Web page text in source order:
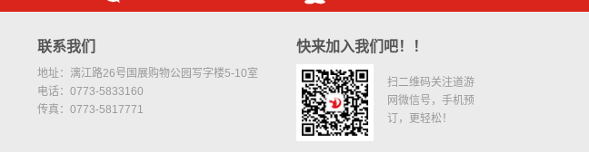
联系我们
地址：漓江路26号国展购物公园写字楼5-10室
电话：0773-5833160
传真：0773-5817771
快来加入我们吧！！
扫二维码关注道游
网微信号，手机预
订，更轻松！